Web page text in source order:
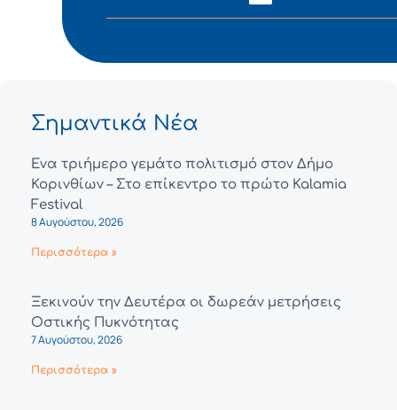
Σημαντικά Νέα
Ένα τριήμερο γεμάτο πολιτισμό στον Δήμο
Κορινθίων – Στο επίκεντρο το πρώτο Kalamia
Festival
8 Αυγούστου, 2026
Περισσότερα »
Ξεκινούν την Δευτέρα οι δωρεάν μετρήσεις
Οστικής Πυκνότητας
7 Αυγούστου, 2026
Περισσότερα »